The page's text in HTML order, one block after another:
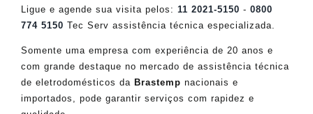
Ligue e agende sua visita pelos: 11 2021-5150 - 0800
774 5150 Tec Serv assistência técnica especializada.
Somente uma empresa com experiência de 20 anos e
com grande destaque no mercado de assistência técnica
de eletrodomésticos da Brastemp nacionais e
importados, pode garantir serviços com rapidez e